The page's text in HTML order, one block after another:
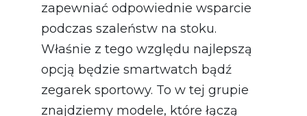
zapewniać odpowiednie wsparcie
podczas szaleństw na stoku.
Właśnie z tego względu najlepszą
opcją będzie smartwatch bądź
zegarek sportowy. To w tej grupie
znajdziemy modele, które łączą